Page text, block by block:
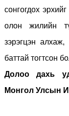
сонгогдох
олон жилийн
зэрэгцэн
баттай тогтсон
Долоо дахь
Монгол Улсын